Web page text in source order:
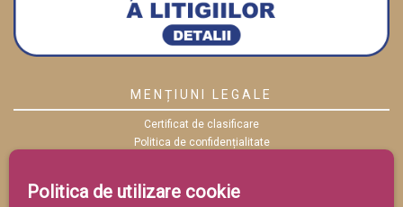
MENȚIUNI LEGALE
Certificat de clasificare
Politica de confidențialitate
Termeni și condiții
Politica de utilizare cookie